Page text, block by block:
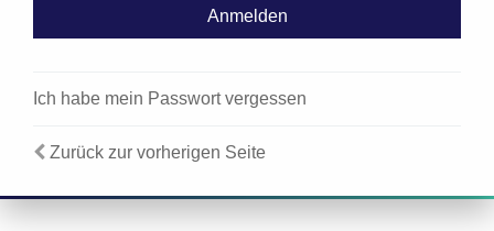
Ich habe mein Passwort vergessen
Zurück zur vorherigen Seite